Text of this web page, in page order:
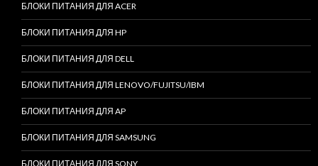
БЛОКИ ПИТАНИЯ ДЛЯ ACER
БЛОКИ ПИТАНИЯ ДЛЯ HP
БЛОКИ ПИТАНИЯ ДЛЯ DELL
БЛОКИ ПИТАНИЯ ДЛЯ LENOVO/FUJITSU/IBM
БЛОКИ ПИТАНИЯ ДЛЯ AP
БЛОКИ ПИТАНИЯ ДЛЯ SAMSUNG
БЛОКИ ПИТАНИЯ ДЛЯ SONY